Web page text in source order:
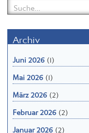
Archiv
Juni 2026(1)
Mai 2026(1)
März 2026(2)
Februar 2026(2)
Januar 2026(2)